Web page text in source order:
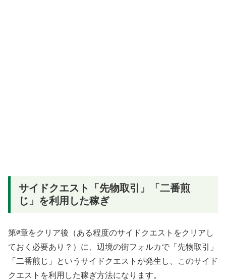
サイドクエスト「先物取引」「二番煎
じ」を利用した稼ぎ
第∅章をクリア後（ある程度のサイドクエストをクリアし
ておく必要あり？）に、辺境の街フォルカで「先物取引」
「二番煎じ」というサイドクエストが発生し、このサイド
クエストを利用した稼ぎ方法になります。